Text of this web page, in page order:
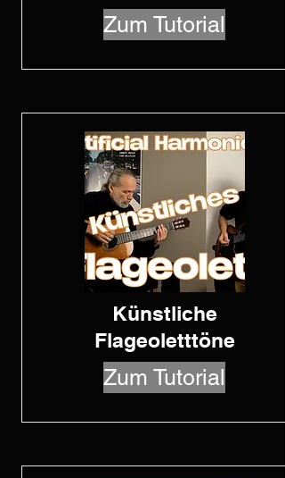
Zum Tutorial
Künstliche
Flageoletttöne
Zum Tutorial